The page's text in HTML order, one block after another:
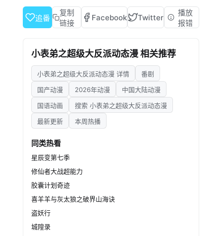
档，一同向着危机四伏的深渊地带进发。一路
上，表弟和那玛凭借着超高的智慧，想出一个个
完成了这场惊心动魄的战斗。
追番
复制
链接
Facebook Twitter
播放
报错
小表弟之超级大反派动态漫 相关推荐
小表弟之超级大反派动态漫 详情
番剧
国产动漫
2026年动漫
中国大陆动漫
国语动画
搜索 小表弟之超级大反派动态漫
最新更新
本周热播
同类热看
星辰变第七季
修仙者大战超能力
胶囊计划奇迹
喜羊羊与灰太狼之破界山海诀
盗妖行
城隍录